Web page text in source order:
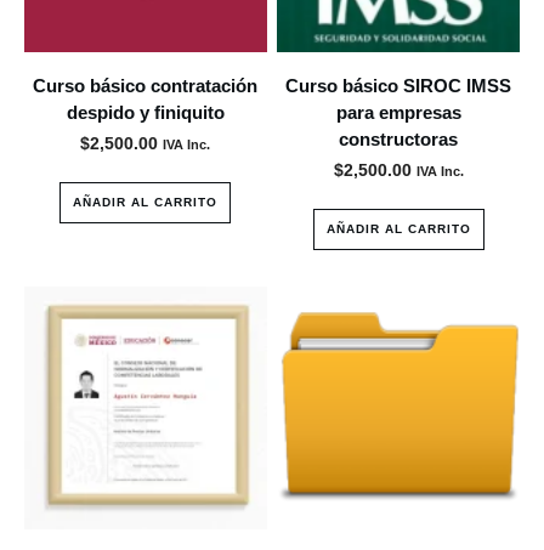
Curso básico contratación
despido y finiquito
$2,500.00 IVA Inc.
AÑADIR AL CARRITO
Curso básico SIROC IMSS
para empresas
constructoras
$2,500.00 IVA Inc.
AÑADIR AL CARRITO